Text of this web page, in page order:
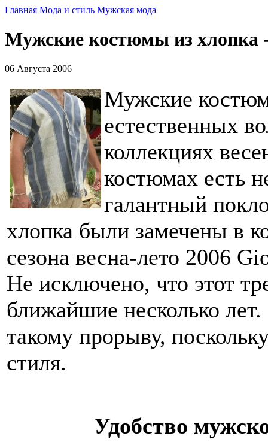
Главная Мода и стиль Мужская мода
Мужские костюмы из хлопка
06 Августа 2006
Мужские
естественных
коллекциях
костюмах есть
галантный
хлопка были замечены в
сезона весна-лето 2006
Не исключено, что этот
ближайшие несколько
такому прорыву,
стиля.
Удобство